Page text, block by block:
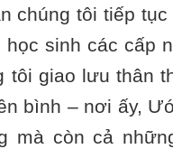
chúng tôi tiếp
sinh các cấp
tôi giao lưu thân
bình – nơi ấy,
mà còn cả